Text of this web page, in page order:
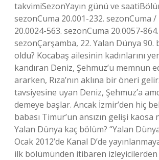
takvimiSezonYayın günü ve
sezonCuma 20.001-232. sezonCuma
20.0024-563. sezonCuma 20.0057-864.
sezonÇarşamba, 22. Yalan Dünya 90.
oldu? Kocabaş ailesinin kadınlarını
kandıran Deniz, Şehmuz’u memnun
ararken, Rıza’nın aklına bir öneri
tavsiyesine uyan Deniz, Şehmuz’a
demeye başlar. Ancak İzmir’den hiç
babası Timur’un ansızın gelişi kaosa
Yalan Dünya kaç bölüm? “Yalan
Ocak 2012’de Kanal D’de
ilk bölümünden itibaren